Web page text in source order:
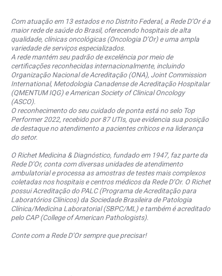
Com atuação em 13 estados e no Distrito Federal, a Rede D’Or é a
maior rede de saúde do Brasil, oferecendo hospitais de alta
qualidade, clínicas oncológicas (Oncologia D’Or) e uma ampla
variedade de serviços especializados.
A rede mantém seu padrão de excelência por meio de
certificações reconhecidas internacionalmente, incluindo
Organização Nacional de Acreditação (ONA), Joint Commission
International, Metodologia Canadense de Acreditação Hospitalar
(QMENTUM IQG) e American Society of Clinical Oncology
(ASCO).
O reconhecimento do seu cuidado de ponta está no selo Top
Performer 2022, recebido por 87 UTIs, que evidencia sua posição
de destaque no atendimento a pacientes críticos e na liderança
do setor.
O Richet Medicina & Diagnóstico, fundado em 1947, faz parte da
Rede D’Or, conta com diversas unidades de atendimento
ambulatorial e processa as amostras de testes mais complexos
coletadas nos hospitais e centros médicos da Rede D’Or. O Richet
possui Acreditação do PALC (Programa de Acreditação para
Laboratórios Clínicos) da Sociedade Brasileira de Patologia
Clínica/Medicina Laboratorial (SBPC/ML) e também é acreditado
pelo CAP (College of American Pathologists).
Conte com a Rede D’Or sempre que precisar!